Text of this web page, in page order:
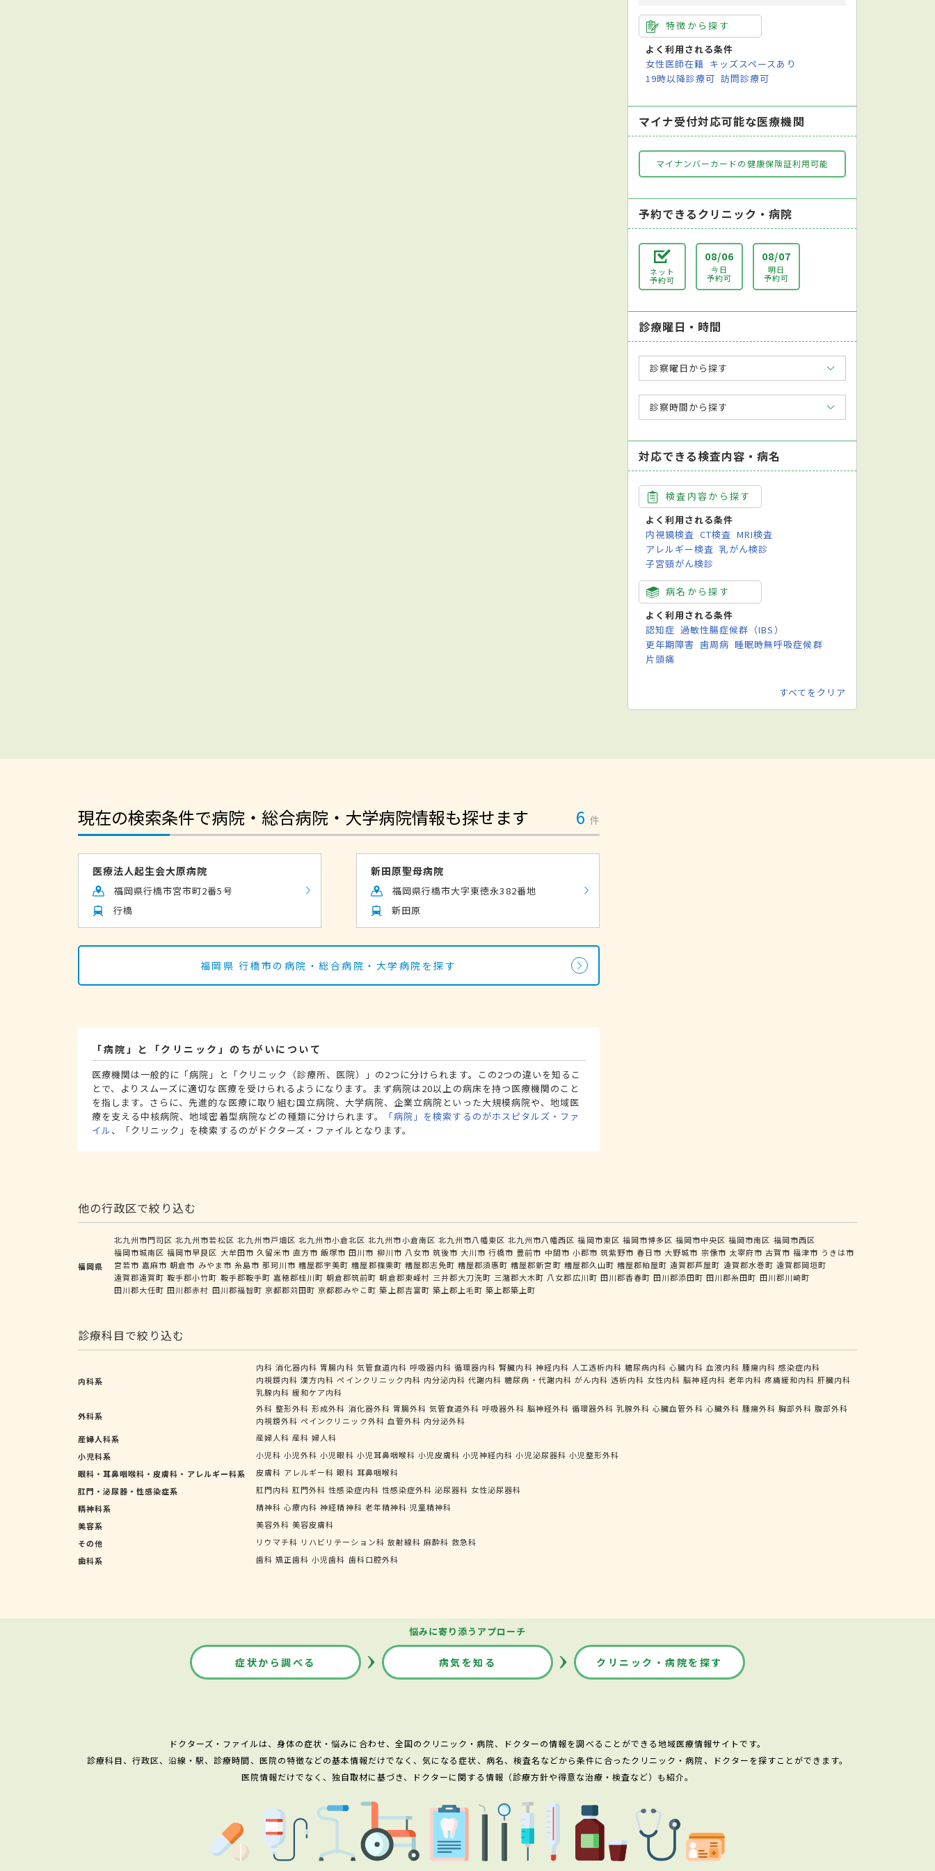
特徴から探す
よく利用される条件
女性医師在籍 キッズスペースあり
19時以降診療可 訪問診療可
マイナ受付対応可能な医療機関
マイナンバーカードの健康保険証利用可能
予約できるクリニック・病院
ネット
予約可
08/06
今日
予約可
08/07
明日
予約可
診療曜日・時間
診察曜日から探す
診察時間から探す
対応できる検査内容・病名
検査内容から探す
よく利用される条件
内視鏡検査 CT検査 MRI検査
アレルギー検査 乳がん検診
子宮頸がん検診
病名から探す
よく利用される条件
認知症 過敏性腸症候群（IBS）
更年期障害 歯周病 睡眠時無呼吸症候群
片頭痛
すべてをクリア
現在の検索条件で病院・総合病院・大学病院情報も探せます 6 件
医療法人起生会大原病院
福岡県行橋市宮市町2番5号
行橋
新田原聖母病院
福岡県行橋市大字東徳永382番地
新田原
福岡県 行橋市の病院・総合病院・大学病院を探す
「病院」と「クリニック」のちがいについて
医療機関は一般的に「病院」と「クリニック（診療所、医院）」の2つに分けられます。この2つの違いを知るこ
とで、よりスムーズに適切な医療を受けられるようになります。まず病院は20以上の病床を持つ医療機関のこと
を指します。さらに、先進的な医療に取り組む国立病院、大学病院、企業立病院といった大規模病院や、地域医
療を支える中核病院、地域密着型病院などの種類に分けられます。
「病院」を検索するのがホスピタルズ・ファ
イル、「クリニック」を検索するのがドクターズ・ファイルとなります。
他の行政区で絞り込む
福岡県
北九州市門司区 北九州市若松区 北九州市戸畑区 北九州市小倉北区 北九州市小倉南区 北九州市八幡東区 北九州市八幡西区 福岡市東区 福岡市博多区 福岡市中央区 福岡市南区 福岡市西区
福岡市城南区 福岡市早良区 大牟田市 久留米市 直方市 飯塚市 田川市 柳川市 八女市 筑後市 大川市 行橋市 豊前市 中間市 小郡市 筑紫野市 春日市 大野城市 宗像市 太宰府市 古賀市 福津市 うきは市
宮若市 嘉麻市 朝倉市 みやま市 糸島市 那珂川市 糟屋郡宇美町 糟屋郡篠栗町 糟屋郡志免町 糟屋郡須惠町 糟屋郡新宮町 糟屋郡久山町 糟屋郡粕屋町 遠賀郡芦屋町 遠賀郡水巻町 遠賀郡岡垣町
遠賀郡遠賀町 鞍手郡小竹町 鞍手郡鞍手町 嘉穂郡桂川町 朝倉郡筑前町 朝倉郡東峰村 三井郡大刀洗町 三潴郡大木町 八女郡広川町 田川郡香春町 田川郡添田町 田川郡糸田町 田川郡川崎町
田川郡大任町 田川郡赤村 田川郡福智町 京都郡苅田町 京都郡みやこ町 築上郡吉富町 築上郡上毛町 築上郡築上町
診療科目で絞り込む
内科系
内科 消化器内科 胃腸内科 気管食道内科 呼吸器内科 循環器内科 腎臓内科 神経内科 人工透析内科 糖尿病内科 心臓内科 血液内科 腫瘍内科 感染症内科
内視鏡内科 漢方内科 ペインクリニック内科 内分泌内科 代謝内科 糖尿病・代謝内科 がん内科 透析内科 女性内科 脳神経内科 老年内科 疼痛緩和内科 肝臓内科
乳腺内科 緩和ケア内科
外科系
外科 整形外科 形成外科 消化器外科 胃腸外科 気管食道外科 呼吸器外科 脳神経外科 循環器外科 乳腺外科 心臓血管外科 心臓外科 腫瘍外科 胸部外科 腹部外科
内視鏡外科 ペインクリニック外科 血管外科 内分泌外科
産婦人科系
産婦人科 産科 婦人科
小児科系
小児科 小児外科 小児眼科 小児耳鼻咽喉科 小児皮膚科 小児神経内科 小児泌尿器科 小児整形外科
眼科・耳鼻咽喉科・皮膚科・アレルギー科系
皮膚科 アレルギー科 眼科 耳鼻咽喉科
肛門・泌尿器・性感染症系
肛門内科 肛門外科 性感染症内科 性感染症外科 泌尿器科 女性泌尿器科
精神科系
精神科 心療内科 神経精神科 老年精神科 児童精神科
美容系
美容外科 美容皮膚科
その他
リウマチ科 リハビリテーション科 放射線科 麻酔科 救急科
歯科系
歯科 矯正歯科 小児歯科 歯科口腔外科
悩みに寄り添うアプローチ
症状から調べる 病気を知る クリニック・病院を探す
ドクターズ・ファイルは、身体の症状・悩みに合わせ、全国のクリニック・病院、ドクターの情報を調べることができる地域医療情報サイトです。
診療科目、行政区、沿線・駅、診療時間、医院の特徴などの基本情報だけでなく、気になる症状、病名、検査名などから条件に合ったクリニック・病院、ドクターを探すことができます。
医院情報だけでなく、独自取材に基づき、ドクターに関する情報（診療方針や得意な治療・検査など）も紹介。